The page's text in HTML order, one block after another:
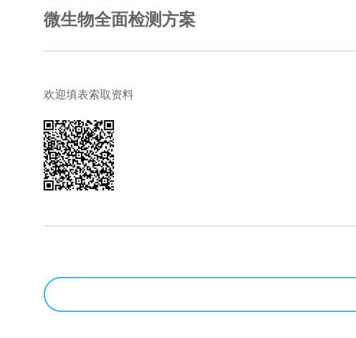
微生物全面检测方案
欢迎填表索取资料